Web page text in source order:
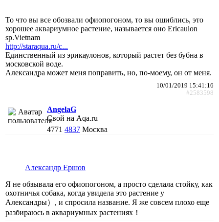
То что вы все обозвали офиопогоном, то вы ошиблись, это
хорошее аквариумное растение, называется оно Ericaulon
sp.Vietnam
http://staraqua.ru/c...
Единственный из эрикаулонов, который растет без бубна в
московской воде.
Александра может меня поправить, но, по-моему, он от меня.
10/01/2019 15:41:16
#2583598
AngelaG
Свой на Aqa.ru
4771 4837 Москва
Александр Ершов
Я не обзывала его офиопогоном, а просто сделала стойку, как
охотничья собака, когда увидела это растение у
Александры）, и спросила название. Я же совсем плохо еще
разбираюсь в аквариумных растениях！